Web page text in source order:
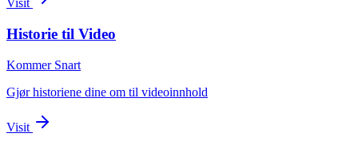
Visit
Historie til Video
Kommer Snart
Gjør historiene dine om til videoinnhold
Visit